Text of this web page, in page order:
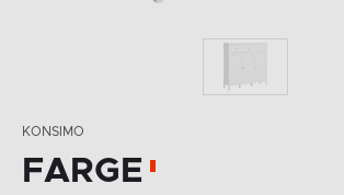
KONSIMO
FARGE